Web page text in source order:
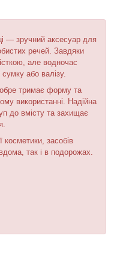
— зручний аксесуар для
речей. Завдяки
але водночас
або валізу.
тримає форму та
використанні. Надійна
до вмісту та захищає
косметики, засобів
так і в подорожах.